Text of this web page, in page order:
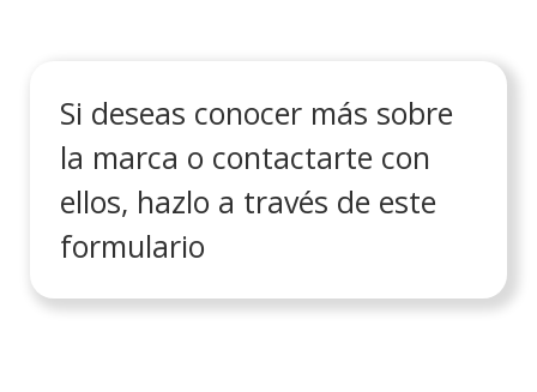
Si deseas conocer más sobre
la marca o contactarte con
ellos, hazlo a través de este
formulario